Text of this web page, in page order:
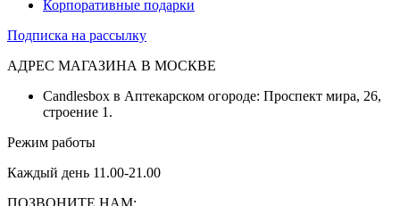
Корпоративные подарки
Подписка на рассылку
АДРЕС МАГАЗИНА В МОСКВЕ
Candlesbox в Аптекарском огороде: Проспект мира, 26,
строение 1.
Режим работы
Каждый день 11.00-21.00